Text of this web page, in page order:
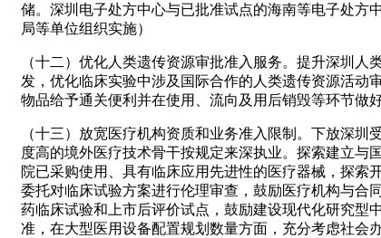
储。深圳电子处方中心与已批准试点的海南等电子处方
局等单位组织实施）
（十二）优化人类遗传资源审批准入服务。提升深圳
发，优化临床实验中涉及国际合作的人类遗传资源活动
物品给予通关便利并在使用、流向及用后销毁等环节做
（十三）放宽医疗机构资质和业务准入限制。下放深
度高的境外医疗技术骨干按规定来深执业。探索建立与
院已采购使用、具有临床应用先进性的医疗器械，探
委托对临床试验方案进行伦理审查，鼓励医疗机构与合
药临床试验和上市后评价试点，鼓励建设现代化研究型
准，在大型医用设备配置规划数量方面，充分考虑社会